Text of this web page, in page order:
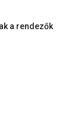
a rendezők